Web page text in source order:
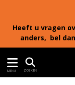
Heeft u vragen
anders, bel
MENU ZOEKEN